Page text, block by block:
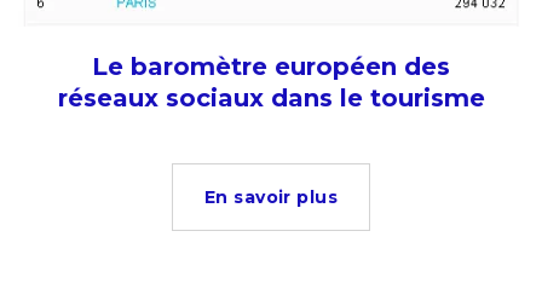
Le baromètre européen des
réseaux sociaux dans le tourisme
En savoir plus